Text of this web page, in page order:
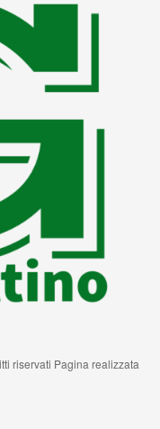
riservati Pagina realizzata